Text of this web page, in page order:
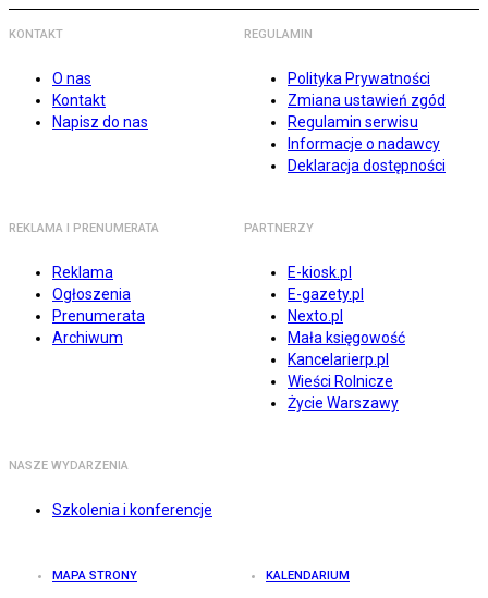
KONTAKT
O nas
Kontakt
Napisz do nas
REGULAMIN
Polityka Prywatności
Zmiana ustawień zgód
Regulamin serwisu
Informacje o nadawcy
Deklaracja dostępności
REKLAMA I PRENUMERATA
Reklama
Ogłoszenia
Prenumerata
Archiwum
PARTNERZY
E-kiosk.pl
E-gazety.pl
Nexto.pl
Mała księgowość
Kancelarierp.pl
Wieści Rolnicze
Życie Warszawy
NASZE WYDARZENIA
Szkolenia i konferencje
MAPA STRONY KALENDARIUM